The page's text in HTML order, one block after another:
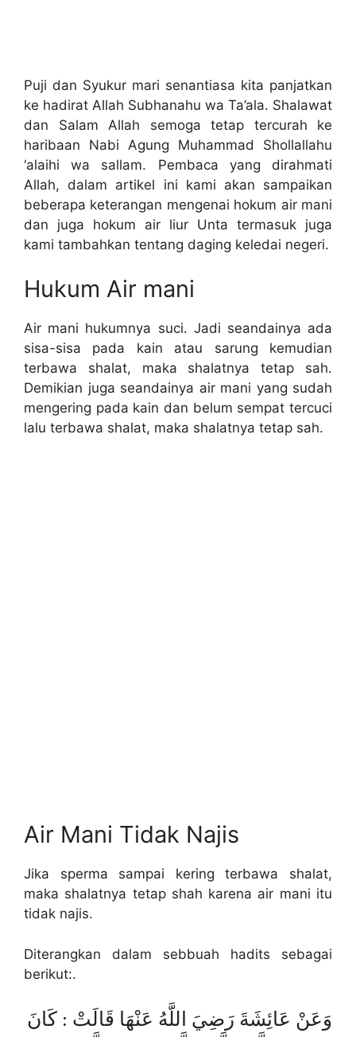
Puji dan Syukur mari senantiasa kita panjatkan
ke hadirat Allah Subhanahu wa Ta’ala. Shalawat
dan Salam Allah semoga tetap tercurah ke
haribaan Nabi Agung Muhammad Shollallahu
‘alaihi wa sallam. Pembaca yang dirahmati
Allah, dalam artikel ini kami akan sampaikan
beberapa keterangan mengenai hokum air mani
dan juga hokum air liur Unta termasuk juga
kami tambahkan tentang daging keledai negeri.
Hukum Air mani
Air mani hukumnya suci. Jadi seandainya ada
sisa-sisa pada kain atau sarung kemudian
terbawa shalat, maka shalatnya tetap sah.
Demikian juga seandainya air mani yang sudah
mengering pada kain dan belum sempat tercuci
lalu terbawa shalat, maka shalatnya tetap sah.
Air Mani Tidak Najis
Jika sperma sampai kering terbawa shalat,
maka shalatnya tetap shah karena air mani itu
tidak najis.
Diterangkan dalam sebbuah hadits sebagai
berikut:.
وَعَنْ عَائِشَةَ رَضِيَ اللَّهُ عَنْهَا قَالَتْ : كَانَ